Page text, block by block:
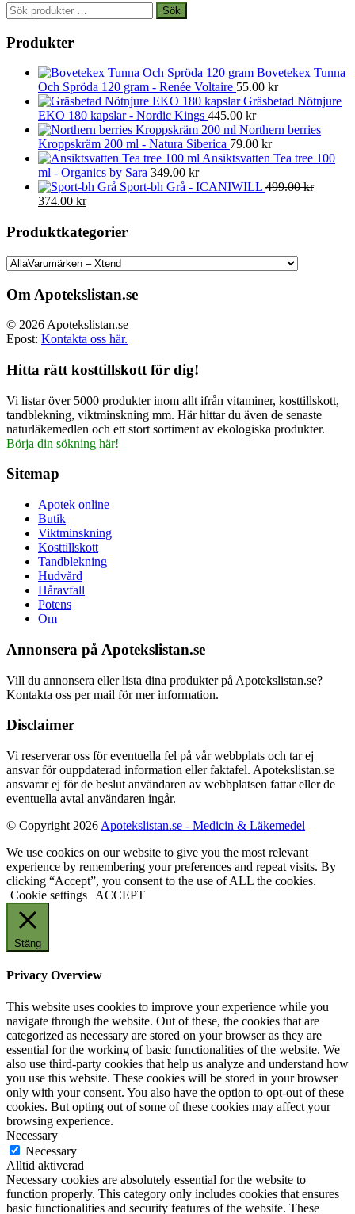
Sök
efter:
Sök
Produkter
Bovetekex Tunna
Och Spröda 120 gram - Renée Voltaire 55.00 kr
Gräsbetad Nötnjure
EKO 180 kapslar - Nordic Kings 445.00 kr
Northern berries
Kroppskräm 200 ml - Natura Siberica 79.00 kr
Ansiktsvatten Tea tree 100
ml - Organics by Sara 349.00 kr
Sport-bh Grå - ICANIWILL 499.00kr
Det
priset
499.00 kr.
374.00 krDet
priset
är:
374.00 kr.
Produktkategorier
Om Apotekslistan.se
© 2026 Apotekslistan.se
Epost: Kontakta oss här.
Hitta rätt kosttillskott för dig!
Vi listar över 5000 produkter inom allt ifrån vitaminer, kosttillskott,
tandblekning, viktminskning mm. Här hittar du även de senaste
naturläkemedlen och ett stort sortiment av ekologiska produkter.
Börja din sökning här!
Sitemap
Apotek online
Butik
Viktminskning
Kosttillskott
Tandblekning
Hudvård
Håravfall
Potens
Om
Annonsera på Apotekslistan.se
Vill du annonsera eller lista dina produkter på Apotekslistan.se?
Kontakta oss per mail för mer information.
Disclaimer
Vi reserverar oss för eventuella fel på vår webbplats och tar ej
ansvar för ouppdaterad information eller faktafel. Apotekslistan.se
ansvarar ej för de beslut användaren av webbplatsen fattar eller de
eventuella avtal användaren ingår.
© Copyright 2026 Apotekslistan.se - Medicin & Läkemedel
We use cookies on our website to give you the most relevant
experience by remembering your preferences and repeat visits. By
clicking “Accept”, you consent to the use of ALL the cookies.
Cookie settings
ACCEPT
Stäng
Privacy Overview
This website uses cookies to improve your experience while you
navigate through the website. Out of these, the cookies that are
categorized as necessary are stored on your browser as they are
essential for the working of basic functionalities of the website. We
also use third-party cookies that help us analyze and understand how
you use this website. These cookies will be stored in your browser
only with your consent. You also have the option to opt-out of these
cookies. But opting out of some of these cookies may affect your
browsing experience.
Necessary
Necessary
Alltid aktiverad
Necessary cookies are absolutely essential for the website to
function properly. This category only includes cookies that ensures
basic functionalities and security features of the website. These